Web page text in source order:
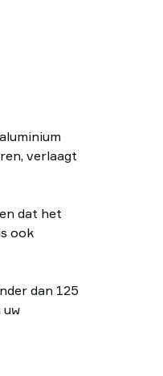
verlaagt
dat het
ook
dan 125